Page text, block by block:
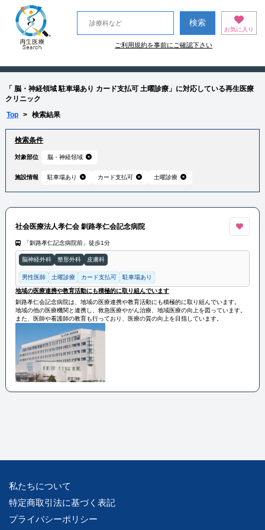
お気に入り
ご利用規約を事前にご確認下さい
「 脳・神経領域 駐車場あり カード支払可 土曜診療」に対応している再生医療
クリニック
Top > 検索結果
検索条件
対象部位 脳・神経領域
施設情報 駐車場あり カード支払可 土曜診療
社会医療法人孝仁会 釧路孝仁会記念病院
「釧路孝仁記念病院前」徒歩1分
脳神経外科 整形外科 皮膚科
男性医師 土曜診療 カード支払可 駐車場あり
地域の医療連携や教育活動にも積極的に取り組んでいます
釧路孝仁会記念病院は、地域の医療連携や教育活動にも積極的に取り組んでいます。
地域の他の医療機関と連携し、救急医療やがん治療、地域医療の向上を図っています。
また、医師や看護師の教育も行っており、医療の質の向上を目指しています。
私たちについて
特定商取引法に基づく表記
プライバシーポリシー